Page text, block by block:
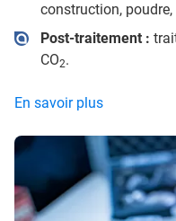
construction,
Post-traitement :
CO2.
En savoir plus